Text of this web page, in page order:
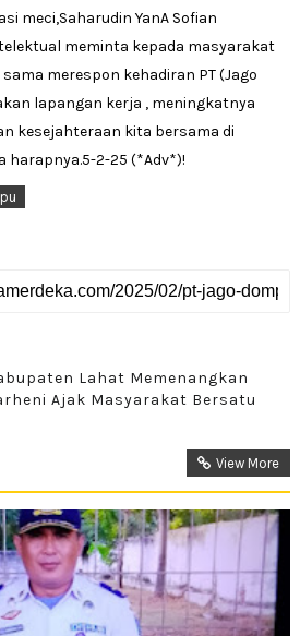
meci,Saharudin YanA Sofian
meminta kepada masyarakat
merespon kehadiran PT (Jago
lapangan kerja , meningkatnya
kesejahteraan kita bersama di
harapnya.5-2-25 (*Adv*)!
Lahat Memenangkan
Ajak Masyarakat Bersatu
View More